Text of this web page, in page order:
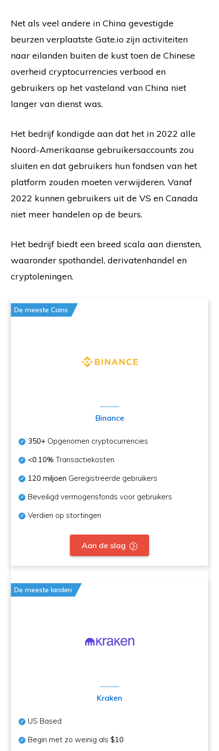
Net als veel andere in China gevestigde
beurzen verplaatste Gate.io zijn activiteiten
naar eilanden buiten de kust toen de Chinese
overheid cryptocurrencies verbood en
gebruikers op het vasteland van China niet
langer van dienst was.
Het bedrijf kondigde aan dat het in 2022 alle
Noord-Amerikaanse gebruikersaccounts zou
sluiten en dat gebruikers hun fondsen van het
platform zouden moeten verwijderen. Vanaf
2022 kunnen gebruikers uit de VS en Canada
niet meer handelen op de beurs.
Het bedrijf biedt een breed scala aan diensten,
waaronder spothandel, derivatenhandel en
cryptoleningen.
De meeste Coins
Binance
350+ Opgenomen cryptocurrencies
<0.10% Transactiekosten
120 miljoen Geregistreerde gebruikers
Beveiligd vermogensfonds voor gebruikers
Verdien op stortingen
Aan de slag
De meeste landen
Kraken
US Based
Begin met zo weinig als$10